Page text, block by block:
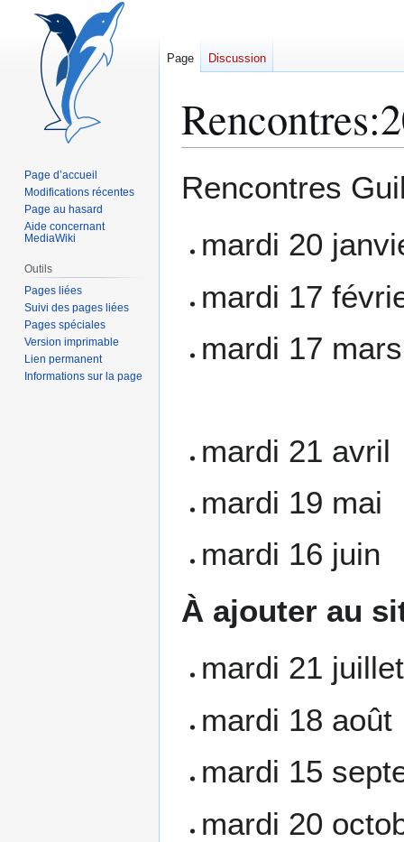
àà
Rencontres
mardi 20
mardi 17
mardi 17 mars
mardi 21 avril
mardi 19 mai
mardi 16 juin
À ajouter au
mardi 21
mardi 18 août
mardi 15
mardi 20
Page Discussion
Page d’accueil
Modifications récentes
Page au hasard
Aide concernant
MediaWiki
Outils
Pages liées
Suivi des pages liées
Pages spéciales
Version imprimable
Lien permanent
Informations sur la page